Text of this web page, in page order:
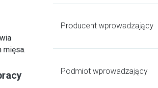
mięsa.
Producent wprowadzający
Podmiot wprowadzający